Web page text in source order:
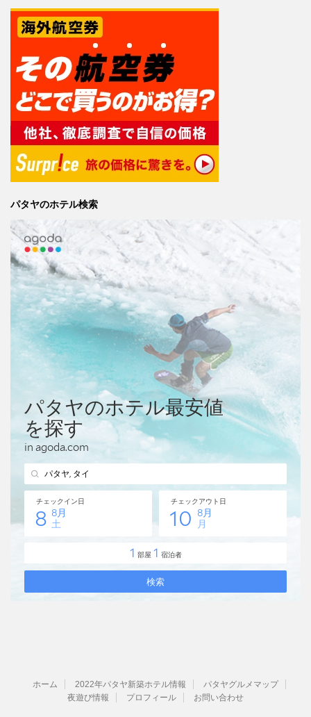
パタヤのホテル検索
ホーム 2022年パタヤ新築ホテル情報
パタヤグルメマップ
夜遊び情報
プロフィール お問い合わせ